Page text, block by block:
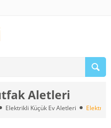
Aletleri
Elektrikli Küçük Ev Aletleri